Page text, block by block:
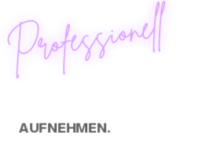
Professionell
AUFNEHMEN.